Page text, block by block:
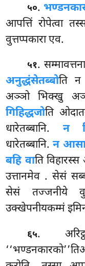
५०.
आपत्तिं रोपेत्वा
वुत्तप्पकारा एव.
५१.
अनुद्धंसेतब्बोति न
अञ्ञो भिक्खु
गिहिद्धजोति
धारेतब्बानि. न
धारेतब्बानि.न
बहि वाति विहारस्स
उत्तानमेव . सेसं
सेसं तज्जनीये
उक्खेपनीयकम्मं
६५.